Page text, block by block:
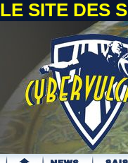
LE SITE DES